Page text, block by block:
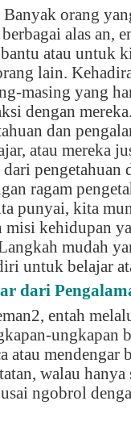
orang
alas an,
atau untuk
lain.
masing yang
dengan
dan
atau mereka
pengetahuan
ragam
punyai, kita
misi kehidupan
mudah
untuk belajar
dari
entah
ungkapan
atau mendengar
walau hanya
ngobrol